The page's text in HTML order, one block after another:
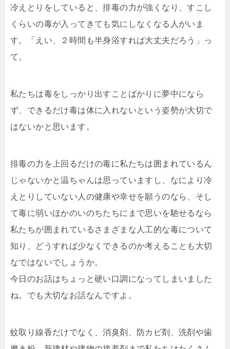
冷えとりをしていると、排毒の力が強くなり、すこし
くらいの毒が入ってきても気にしなくなる人がいま
す。「えい、２時間も半身浴すれば大丈夫だろう」っ
て。
私たちは毒をしっかり出すことばかりに夢中になら
ず、できるだけ毒は体に入れないという姿勢が大切で
はないかと思います。
排毒の力を上回るだけの毒に私たちは囲まれているん
じゃないかと温ちゃんは思っていますし、なにより冷
えとりしていない人の健康や幸せを願うのなら、そし
て毒に弱いほかのいのちたちにまで思いを馳せるなら
私たちが囲まれているさまざまな人工的な毒について
知り、どうすれば少なくできるのか考えることも大切
なではないでしょうか。
今日のお話はちょっと硬い口調になってしまいました
ね。でも大切なお話なんですよ。
蚊取り線香だけでなく、消臭剤、防カビ剤、洗剤や歯